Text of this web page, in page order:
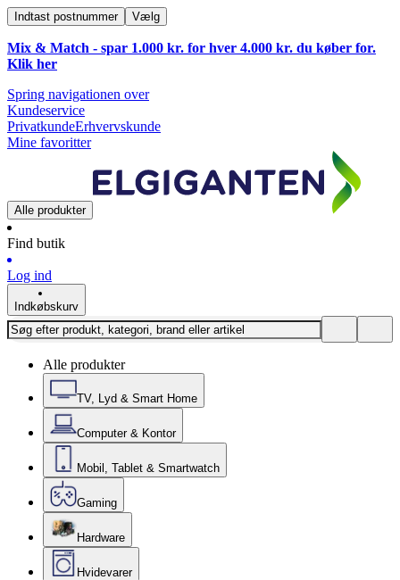
Indtast postnummer Vælg
Mix & Match - spar 1.000 kr. for hver 4.000 kr. du køber for.
Klik her
Spring navigationen over
Kundeservice
PrivatkundeErhvervskunde
Mine favoritter
Alle produkter
Find butik
Log ind
Indkøbskurv
Alle produkter
TV, Lyd & Smart Home
Computer & Kontor
Mobil, Tablet & Smartwatch
Gaming
Hardware
Hvidevarer